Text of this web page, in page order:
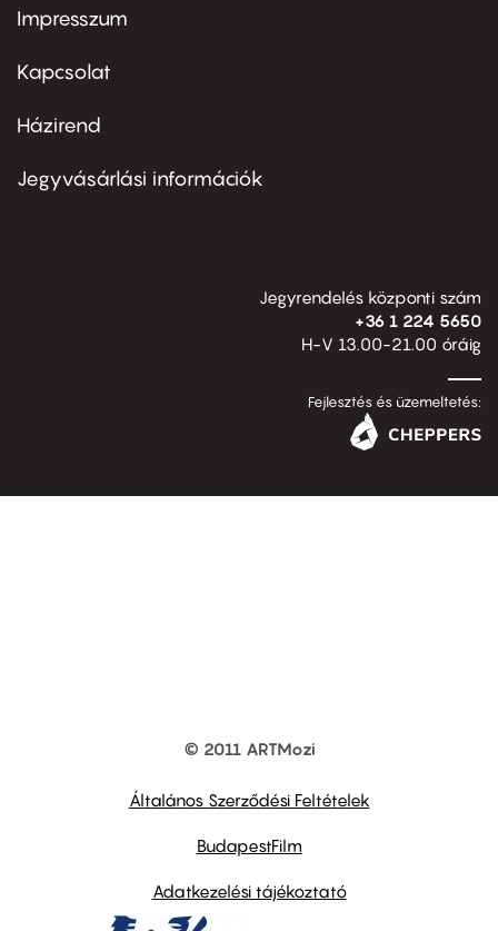
Footer
first
Impresszum
Kapcsolat
Footer
second
Házirend
Jegyvásárlási információk
Jegyrendelés központi szám
+36 1 224 5650
H-V 13.00-21.00 óráig
Fejlesztés és üzemeltetés:
© 2011 ARTMozi
Általános Szerződési Feltételek
BudapestFilm
Adatkezelési tájékoztató